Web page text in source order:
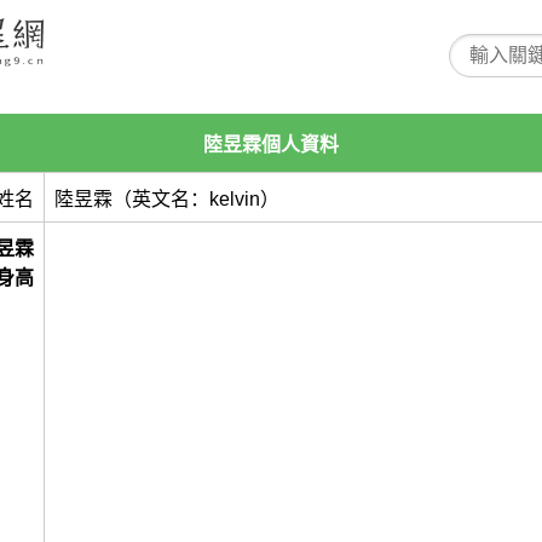
陸昱霖個人資料
名 陸昱霖（英文名：kelvin）
霖
高